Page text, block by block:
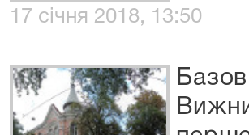
17 січня 2018, 13:50